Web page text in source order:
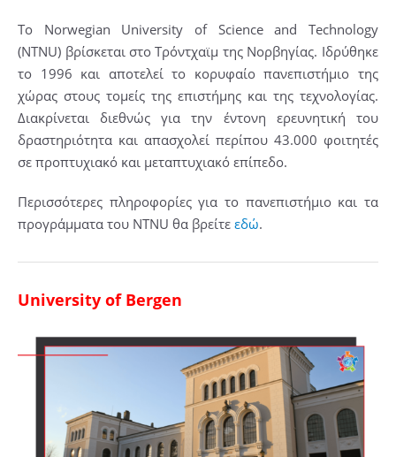
Το Norwegian University of Science and Technology
(NTNU) βρίσκεται στο Τρόντχαϊμ της Νορβηγίας. Ιδρύθηκε
το 1996 και αποτελεί το κορυφαίο πανεπιστήμιο της
χώρας στους τομείς της επιστήμης και της τεχνολογίας.
Διακρίνεται διεθνώς για την έντονη ερευνητική του
δραστηριότητα και απασχολεί περίπου 43.000 φοιτητές
σε προπτυχιακό και μεταπτυχιακό επίπεδο.
Περισσότερες πληροφορίες για το πανεπιστήμιο και τα
προγράμματα του NTNU θα βρείτεεδώ.
University of Bergen